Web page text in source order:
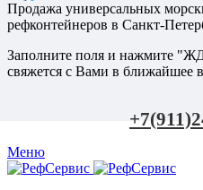
Продажа универсальных
рефконтейнеров в Санкт-
Заполните поля и нажмите
свяжется с Вами в ближайшее
Меню